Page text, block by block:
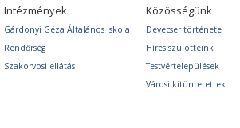
Intézmények
Gárdonyi Géza Általános Iskola
Rendőrség
Szakorvosi ellátás
Közösségünk
Devecser története
Híres szülötteink
Testvértelepülések
Városi kitüntetettek